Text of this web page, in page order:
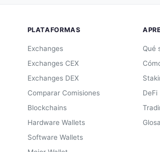
PLATAFORMAS
Exchanges
Exchanges CEX
Exchanges DEX
Comparar Comisiones
Blockchains
Hardware Wallets
Software Wallets
Qué
DeFi